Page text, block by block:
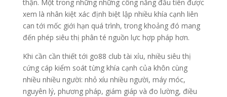
thận. Một trong những những công năng đầu tiên được
xem là nhân kiệt xác định biệt lập nhiều khía cạnh liên
can tới mốc giới hạn quá trình, trong khoảng đó mang
đến phép siêu thị phân té nguồn lực hợp pháp hơn.
Khi cần cần thiết tới go88 club tài xỉu, nhiều siêu thị
cứng cáp kiểm soát từng khía cạnh của khôn cùng
nhiều nhiều người: nhỏ xíu nhiều người, máy móc,
nguyên lý, phương pháp, giám giáp và đo lường, điều